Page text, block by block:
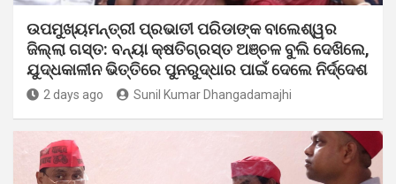
ଉପମୁଖ୍ୟମନ୍ତ୍ରୀ ପ୍ରଭାତୀ ପରିଡାଙ୍କ ବାଲେଶ୍ୱର
ଜିଲ୍ଲା ଗସ୍ତ: ବନ୍ୟା କ୍ଷତିଗ୍ରସ୍ତ ଅଞ୍ଚଳ ବୁଲି ଦେଖିଲେ,
ଯୁଦ୍ଧକାଳୀନ ଭିତ୍ତିରେ ପୁନରୁଦ୍ଧାର ପାଇଁ ଦେଲେ ନିର୍ଦ୍ଦେଶ
2 days ago Sunil Kumar Dhangadamajhi